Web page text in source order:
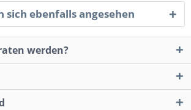
sich ebenfalls angesehen
werden?